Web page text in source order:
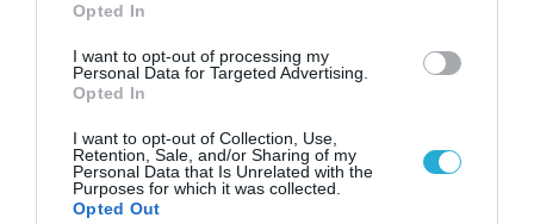
Opted In
I want to opt-out of processing my
Personal Data for Targeted Advertising.
Opted In
I want to opt-out of Collection, Use,
Retention, Sale, and/or Sharing of my
Personal Data that Is Unrelated with the
Purposes for which it was collected.
Opted Out
ΑΜΥΝΑ
ΓΙΑΝΝΗΣ
ΤΣΑΚΙΡΗΣ
ΕΥΡΩΠΑΪΚΗ ΤΡΑΠΕΖΑ